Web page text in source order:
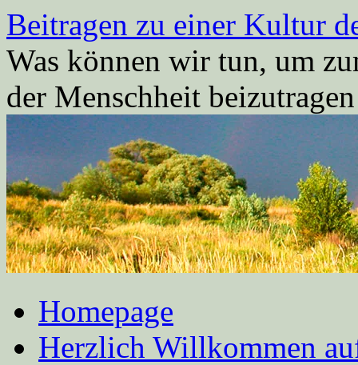
Zum
Inhalt
springen
Beitragen zu einer Kultur
Was können wir tun, um
der Menschheit
Homepage
Herzlich Willkommen